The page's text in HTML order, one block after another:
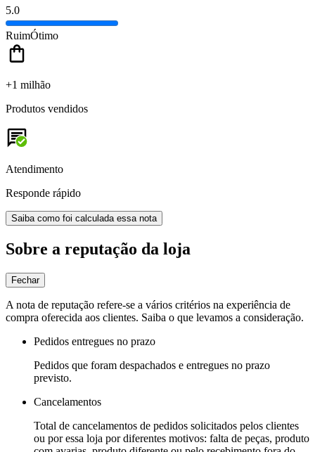
5.0
RuimÓtimo
+1 milhão
Produtos vendidos
Atendimento
Responde rápido
Saiba como foi calculada essa nota
Sobre a reputação da loja
Fechar
A nota de reputação refere-se a vários critérios na experiência de
compra oferecida aos clientes. Saiba o que levamos a consideração.
Pedidos entregues no prazo
Pedidos que foram despachados e entregues no prazo
previsto.
Cancelamentos
Total de cancelamentos de pedidos solicitados pelos clientes
ou por essa loja por diferentes motivos: falta de peças, produto